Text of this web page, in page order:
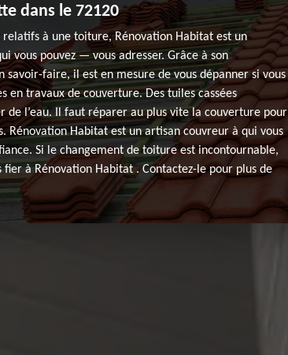
dans le 72120
relatifs à une toiture, Rénovation Habitat est un
vous pouvez — vous adresser. Grâce à son
savoir-faire, il est en mesure de vous dépanner si vous
en travaux de couverture. Des tuiles cassées
de l’eau. Il faut réparer au plus vite la couverture pour
Rénovation Habitat est un artisan couvreur à qui vous
Si le changement de toiture est incontournable,
fier à Rénovation Habitat . Contactez-le pour plus de